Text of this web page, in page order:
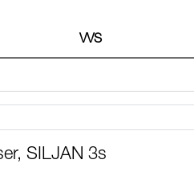
VVS
SILJAN 3s